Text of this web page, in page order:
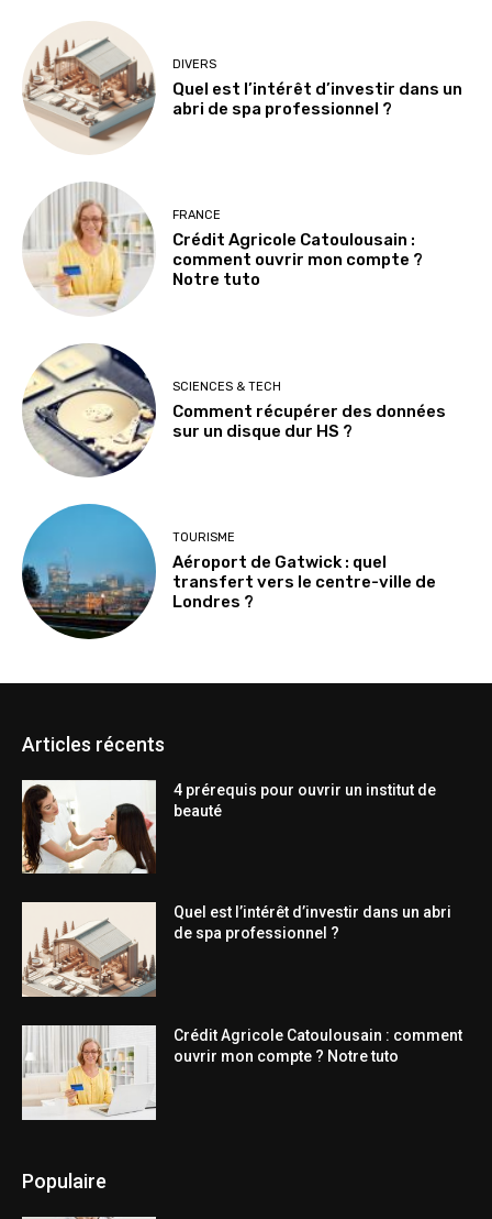
DIVERS
Quel est l’intérêt d’investir dans un
abri de spa professionnel ?
FRANCE
Crédit Agricole Catoulousain :
comment ouvrir mon compte ?
Notre tuto
SCIENCES & TECH
Comment récupérer des données
sur un disque dur HS ?
TOURISME
Aéroport de Gatwick : quel
transfert vers le centre-ville de
Londres ?
Articles récents
4 prérequis pour ouvrir un institut de
beauté
Quel est l’intérêt d’investir dans un abri
de spa professionnel ?
Crédit Agricole Catoulousain : comment
ouvrir mon compte ? Notre tuto
Populaire